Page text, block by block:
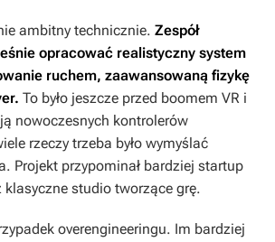
ambitny technicznie. Zespół
opracować realistyczny system
ruchem, zaawansowaną fizykę
To było jeszcze przed boomem VR i
nowoczesnych kontrolerów
rzeczy trzeba było wymyślać
Projekt przypominał bardziej startup
studio tworzące grę.
overengineeringu. Im bardziej